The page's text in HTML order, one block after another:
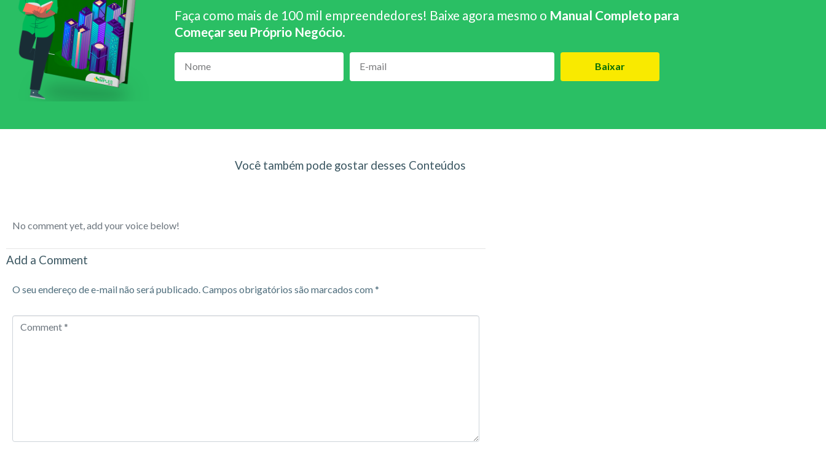
Faça como mais de 100 mil empreendedores! Baixe agora mesmo o Manual Completo para
Começar seu Próprio Negócio.
Baixar
Você também pode gostar desses Conteúdos
No comment yet, add your voice below!
Add a Comment
O seu endereço de e-mail não será publicado. Campos obrigatórios são marcados com*
Comment